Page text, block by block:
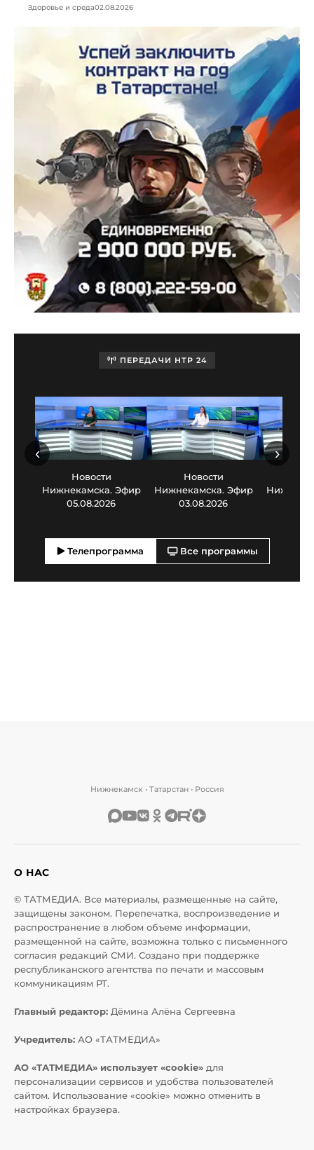
Здоровье и среда02.08.2026
ПЕРЕДАЧИ НТР 24
Новости
Нижнекамска. Эфир
05.08.2026
Новости
Нижнекамска. Эфир
03.08.2026
‹ ›
Телепрограмма Все программы
Нижнекамск • Татарстан • Россия
О НАС
© ТАТМЕДИА. Все материалы, размещенные на сайте,
защищены законом. Перепечатка, воспроизведение и
распространение в любом объеме информации,
размещенной на сайте, возможна только с письменного
согласия редакций СМИ. Создано при поддержке
республиканского агентства по печати и массовым
коммуникациям РТ.
Главный редактор: Дёмина Алёна Сергеевна
Учредитель: АО «ТАТМЕДИА»
АО «ТАТМЕДИА» использует «cookie» для
персонализации сервисов и удобства пользователей
сайтом. Использование «cookie» можно отменить в
настройках браузера.